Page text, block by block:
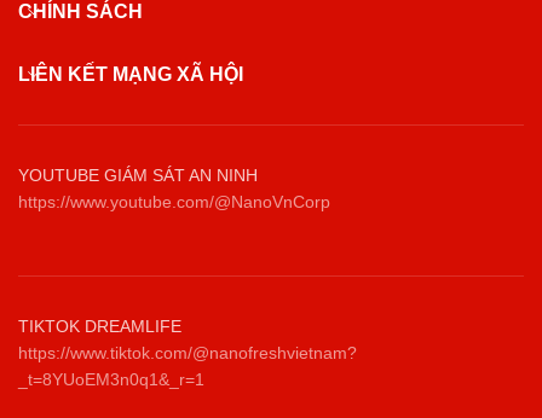
CHÍNH SÁCH
LIÊN KẾT MẠNG XÃ HỘI
YOUTUBE GIÁM SÁT AN NINH
https://www.youtube.com/@NanoVnCorp
TIKTOK DREAMLIFE
https://www.tiktok.com/@nanofreshvietnam?
_t=8YUoEM3n0q1&_r=1